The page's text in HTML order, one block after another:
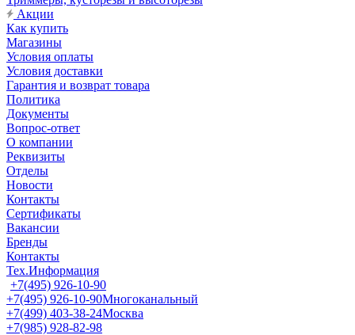
Акции
Как купить
Магазины
Условия оплаты
Условия доставки
Гарантия и возврат товара
Политика
Документы
Вопрос-ответ
О компании
Реквизиты
Отделы
Новости
Контакты
Сертификаты
Вакансии
Бренды
Контакты
Тех.Информация
+7(495) 926-10-90
+7(495) 926-10-90Многоканальный
+7(499) 403-38-24Москва
+7(985) 928-82-98